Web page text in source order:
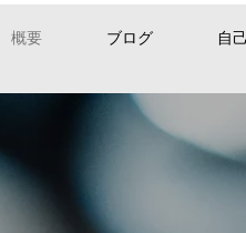
概要 ブログ 自